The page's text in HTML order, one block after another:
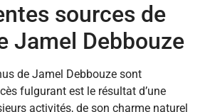
sources de
Jamel Debbouze
de Jamel Debbouze sont
fulgurant est le résultat d’une
activités, de son charme naturel